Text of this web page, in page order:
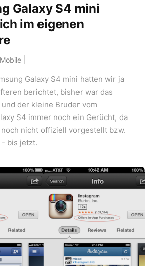
Galaxy S4 mini
im eigenen
Mobile
Galaxy S4 mini hatten wir ja
berichtet, bisher war das
der kleine Bruder vom
S4 immer noch ein Gerücht, da
noch nicht offiziell vorgestellt bzw.
bis jetzt.